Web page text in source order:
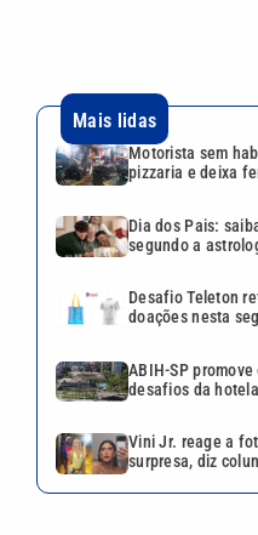
Mais lidas
Motorista sem
pizzaria e deixa
Dia dos Pais:
segundo a
Desafio Teleton
doações nesta
ABIH-SP
desafios da
Vini Jr. reage a
surpresa, diz